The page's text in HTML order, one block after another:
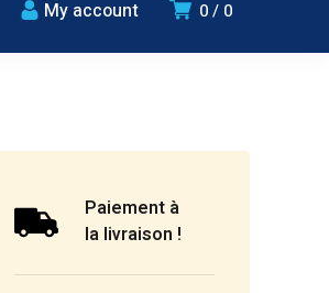
0 0
My account
Paiement à
la livraison !